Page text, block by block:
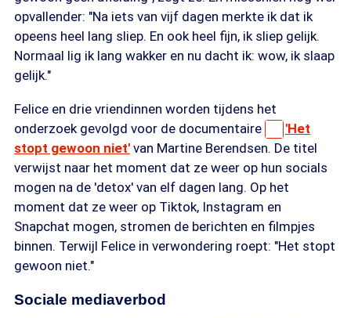
opvallender: "Na iets van vijf dagen merkte ik dat ik
opeens heel lang sliep. En ook heel fijn, ik sliep gelijk.
Normaal lig ik lang wakker en nu dacht ik: wow, ik slaap
gelijk."
Felice en drie vriendinnen worden tijdens het
onderzoek gevolgd voor de documentaire
'Het
stopt gewoon niet' van Martine Berendsen. De titel
verwijst naar het moment dat ze weer op hun socials
mogen na de 'detox' van elf dagen lang. Op het
moment dat ze weer op Tiktok, Instagram en
Snapchat mogen, stromen de berichten en filmpjes
binnen. Terwijl Felice in verwondering roept: "Het stopt
gewoon niet."
Sociale mediaverbod